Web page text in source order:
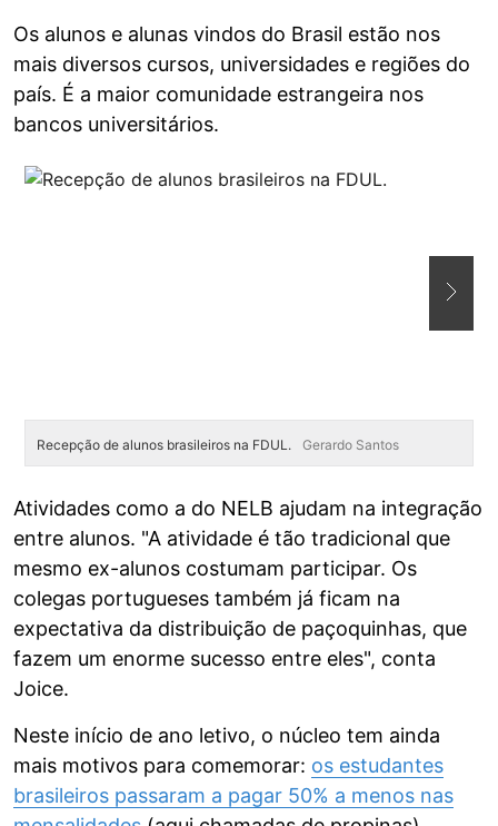
Os alunos e alunas vindos do Brasil estão nos
mais diversos cursos, universidades e regiões do
país. É a maior comunidade estrangeira nos
bancos universitários.
Recepção de alunos brasileiros na FDUL. Gerardo Santos
Atividades como a do NELB ajudam na integração
entre alunos. "A atividade é tão tradicional que
mesmo ex-alunos costumam participar. Os
colegas portugueses também já ficam na
expectativa da distribuição de paçoquinhas, que
fazem um enorme sucesso entre eles", conta
Joice.
Neste início de ano letivo, o núcleo tem ainda
mais motivos para comemorar: os estudantes
brasileiros passaram a pagar 50% a menos nas